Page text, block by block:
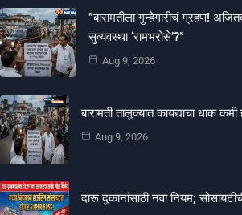
​”बारामतीला गुन्हेगारीचं ग्रहण!
सुव्यवस्था ‘रामभरोसे’?”
Aug 9, 2026
बारामती तालुक्यात कायद्याचा धाक कमी
Aug 9, 2026
दारू दुकानांसाठी नवा नियम;